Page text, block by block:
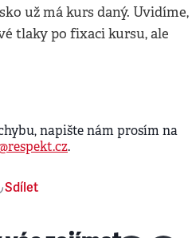
už má kurs daný. Uvidíme,
tlaky po fixaci kursu, ale
napište nám prosím na
.
Sdílet